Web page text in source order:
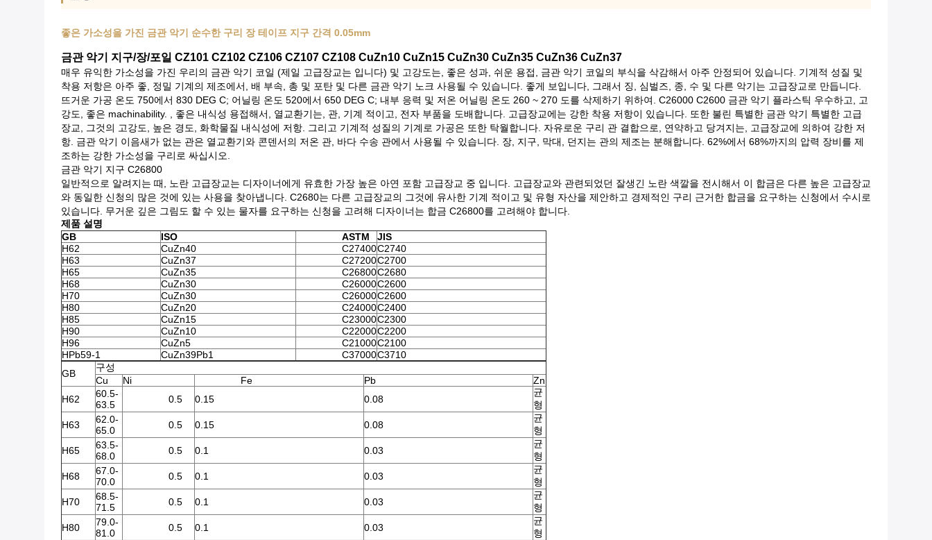
좋은 가소성을 가진 금관 악기 순수한 구리 장 테이프 지구 간격 0.05mm
금관 악기 지구/장/포일 CZ101 CZ102 CZ106 CZ107 CZ108 CuZn10 CuZn15 CuZn30 CuZn35 CuZn36 CuZn37
매우 유익한 가소성을 가진 우리의 금관 악기 코일 (제일 고급장교는 입니다) 및 고강도는, 좋은 성과, 쉬운 용접, 금관 악기 코일의 부식을 삭감해서 아주 안정되어 있습니다. 기계적 성질 및
착용 저항은 아주 좋, 정밀 기계의 제조에서, 배 부속, 총 및 포탄 및 다른 금관 악기 노크 사용될 수 있습니다. 좋게 보입니다, 그래서 징, 심벌즈, 종, 수 및 다른 악기는 고급장교로 만듭니다.
뜨거운 가공 온도 750에서 830 DEG C; 어닐링 온도 520에서 650 DEG C; 내부 응력 및 저온 어닐링 온도 260 ~ 270 도를 삭제하기 위하여. C26000 C2600 금관 악기 플라스틱 우수하고, 고
강도, 좋은 machinability. , 좋은 내식성 용접해서, 열교환기는, 관, 기계 적이고, 전자 부품을 도배합니다. 고급장교에는 강한 착용 저항이 있습니다. 또한 불린 특별한 금관 악기 특별한 고급
장교, 그것의 고강도, 높은 경도, 화학물질 내식성에 저항. 그리고 기계적 성질의 기계로 가공은 또한 탁월합니다. 자유로운 구리 관 결합으로, 연약하고 당겨지는, 고급장교에 의하여 강한 저
항. 금관 악기 이음새가 없는 관은 열교환기와 콘덴서의 저온 관, 바다 수송 관에서 사용될 수 있습니다. 장, 지구, 막대, 던지는 관의 제조는 분해합니다. 62%에서 68%까지의 압력 장비를 제
조하는 강한 가소성을 구리로 싸십시오.
금관 악기 지구 C26800
일반적으로 알려지는 때, 노란 고급장교는 디자이너에게 유효한 가장 높은 아연 포함 고급장교 중 입니다. 고급장교와 관련되었던 잘생긴 노란 색깔을 전시해서 이 합금은 다른 높은 고급장교
와 동일한 신청의 많은 것에 있는 사용을 찾아냅니다. C2680는 다른 고급장교의 그것에 유사한 기계 적이고 및 유형 자산을 제안하고 경제적인 구리 근거한 합금을 요구하는 신청에서 수시로
있습니다. 무거운 깊은 그림도 할 수 있는 물자를 요구하는 신청을 고려해 디자이너는 합금 C26800를 고려해야 합니다.
제품 설명
GB
ISO ASTM
JIS
H62
CuZn40 C27400C2740
H63
CuZn37 C27200C2700
H65
CuZn35 C26800C2680
H68
CuZn30 C26000C2600
H70
CuZn30 C26000C2600
H80
CuZn20 C24000C2400
H85
CuZn15 C23000C2300
H90
CuZn10 C22000C2200
H96
CuZn5 C21000C2100
HPb59-1
CuZn39Pb1 C37000C3710
GB
구성
Cu
Ni Fe Pb
Zn
H62
60.5-
63.5
0.5 0.15 0.08
균
형
H63
62.0-
65.0
0.5 0.15 0.08
균
형
H65
63.5-
68.0
0.5 0.1 0.03
균
형
H68
67.0-
70.0
0.5 0.1 0.03
균
형
H70
68.5-
71.5
0.5 0.1 0.03
균
형
H80
79.0-
81.0
0.5 0.1 0.03
균
형